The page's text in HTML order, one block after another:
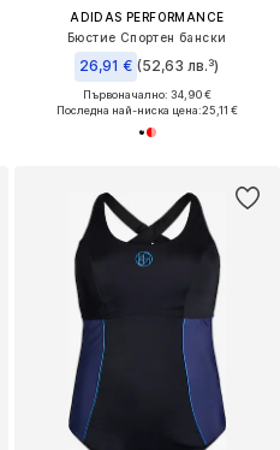
ADIDAS PERFORMANCE
Бюстие Спортен бански
26,91 € (52,63 лв.³)
Първоначално: 34,90 €
Последна най-ниска цена:25,11 €